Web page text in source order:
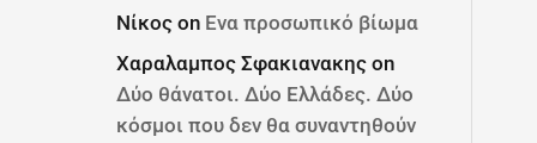
Νίκος on Ενα προσωπικό βίωμα
Χαραλαμπος Σφακιανακης on
Δύο θάνατοι. Δύο Ελλάδες. Δύο
κόσμοι που δεν θα συναντηθούν